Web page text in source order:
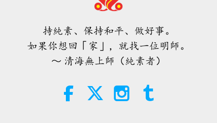
（是。）這一位和那一位，看起來像雙胞胎。中間這
位看起來，也許不那麼像，像表兄弟之類的。但這兩
位看起來非常像。就像我剛剛說的烏龜和女士，或是
魚一樣。「魚兒，魚兒，魚兒。」
們先寫下來。寫重點，或完整寫下自己的體驗，或是
1:00:19
2013.07.02 法國
2017-12-17
佛教故事：「金財比丘的前世因緣」
（二集之一） 2015.08.26
3:46
「快速充電」是一種美妙的方法，能
時，重新與內在上帝連結
焦點新聞 2026-08-05 1276
38:07
持純素、保持和平、做好事。
如果你想回「家」，就找一位明師。
～ 清海無上師（純素者）